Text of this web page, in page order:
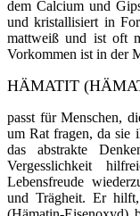
dem Calcium und
und kristallisiert in
mattweiß und ist oft
Vorkommen ist in der
HÄMATIT
passt für Menschen,
um Rat fragen, da sie
das abstrakte
Vergesslichkeit
Lebensfreude
und Trägheit. Er